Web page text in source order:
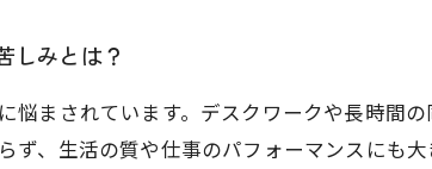
しみとは？
悩まされています。デスクワークや長時間
ず、生活の質や仕事のパフォーマンスにも